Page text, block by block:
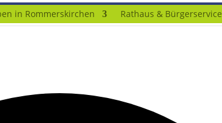
in Rommerskirchen Rathaus & Bürgerservice